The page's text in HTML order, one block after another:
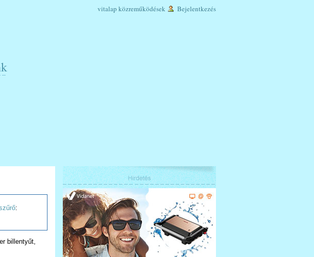
vitalap közreműködések Bejelentkezés
:
billentyűt,